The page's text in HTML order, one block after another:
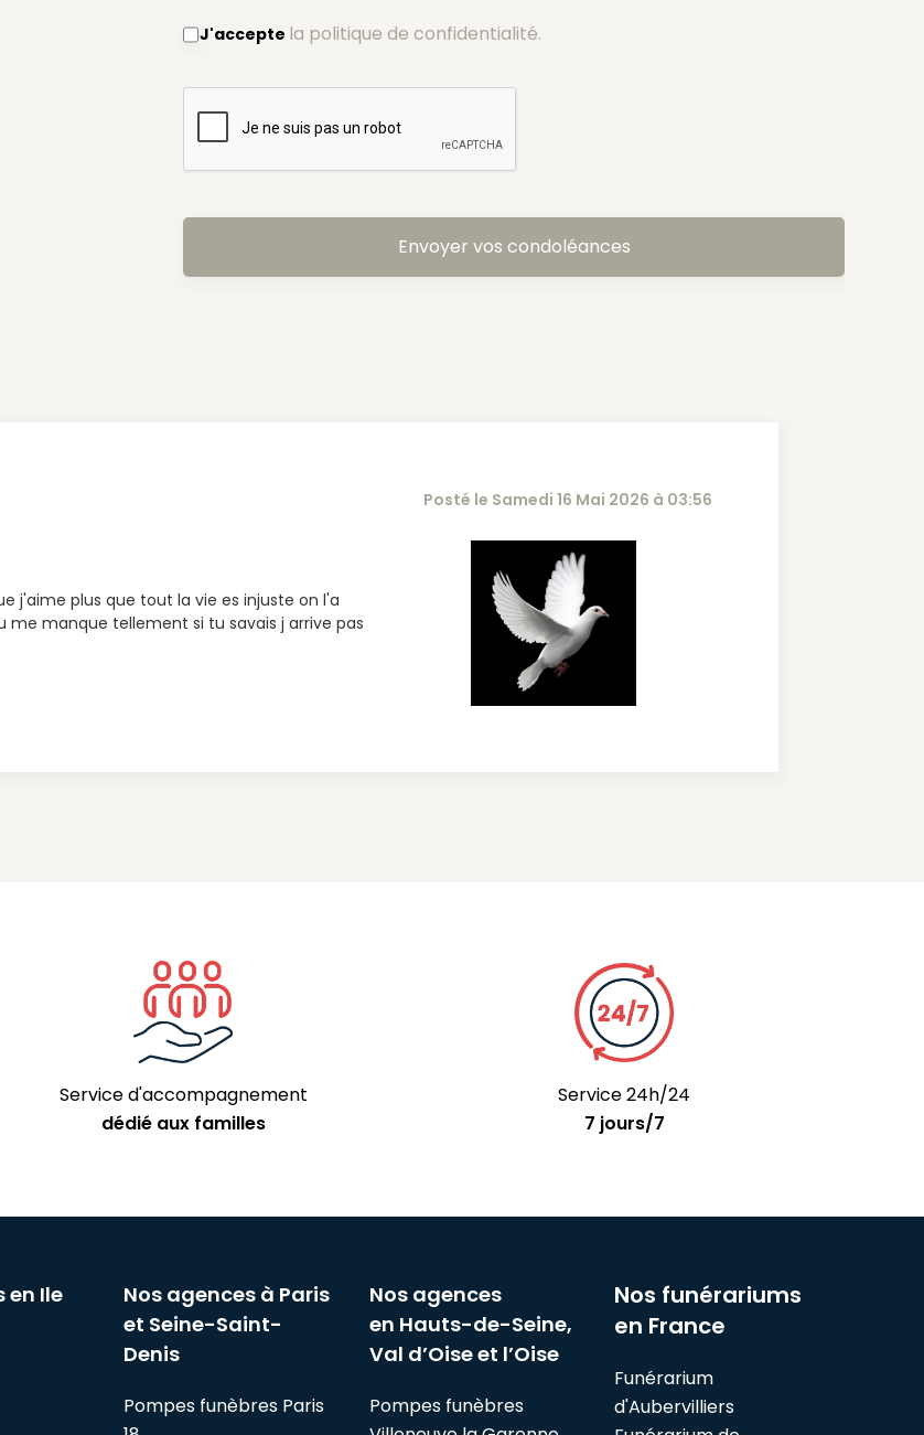
J'accepte la politique de confidentialité.
Posté le Samedi 16 Mai 2026 à 03:56
j'aime plus que tout la vie es injuste on l'a
me manque tellement si tu savais j arrive pas
Service d'accompagnement
dédié aux familles
Service 24h/24
7 jours/7
en Ile
Nos agences à Paris
et Seine-Saint-
Denis
Pompes funèbres Paris
Nos agences
en Hauts-de-Seine,
Val d’Oise et l’Oise
Pompes funèbres
Nos funérariums
en France
Funérarium
d'Aubervilliers